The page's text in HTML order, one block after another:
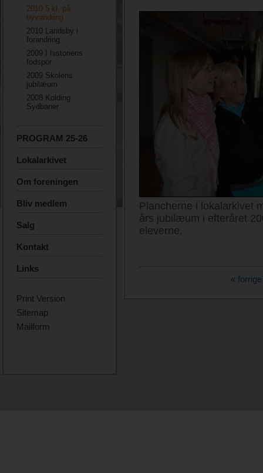
2010 5 kl. på
byvandring
2010 Landsby i
forandring
2009 I historiens
fodspor
2009 Skolens
jubilæum
2008 Kolding
Sydbaner
PROGRAM 25-26
Lokalarkivet
Om foreningen
Bliv medlem
Salg
Kontakt
Links
Print Version
Sitemap
Mailform
Plancherne i lokalarkivet
års jubilæum i efteråret
eleverne.
« forrige